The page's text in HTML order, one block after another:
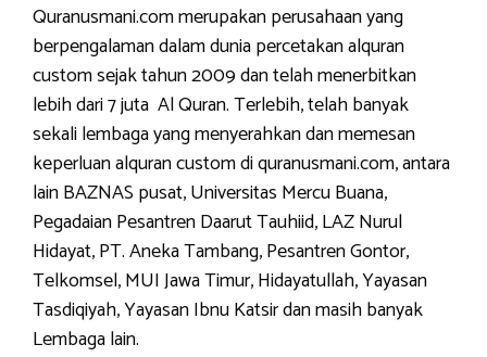
Quranusmani.com merupakan perusahaan yang
berpengalaman dalam dunia percetakan alquran
custom sejak tahun 2009 dan telah menerbitkan
lebih dari 7 juta Al Quran. Terlebih, telah banyak
sekali lembaga yang menyerahkan dan memesan
keperluan alquran custom di quranusmani.com, antara
lain BAZNAS pusat, Universitas Mercu Buana,
Pegadaian Pesantren Daarut Tauhiid, LAZ Nurul
Hidayat, PT. Aneka Tambang, Pesantren Gontor,
Telkomsel, MUI Jawa Timur, Hidayatullah, Yayasan
Tasdiqiyah, Yayasan Ibnu Katsir dan masih banyak
Lembaga lain.